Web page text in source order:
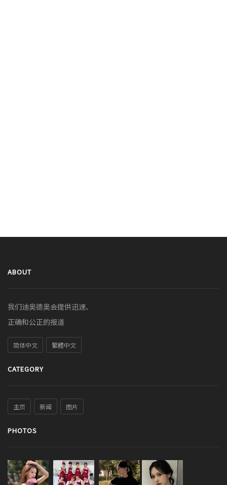
ABOUT
我们迪奥德奥会提供迅速、
正确和公正的报道
简体中文 繁體中文
CATEGORY
主页 新闻 图片
PHOTOS